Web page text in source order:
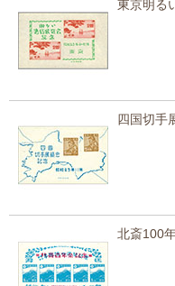
東京明る
四国切手
北斎100